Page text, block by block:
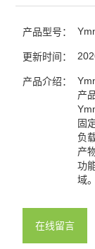
产品型号：
更新时间：
产品介绍：
产
固
负
产
功
域。
在线留言